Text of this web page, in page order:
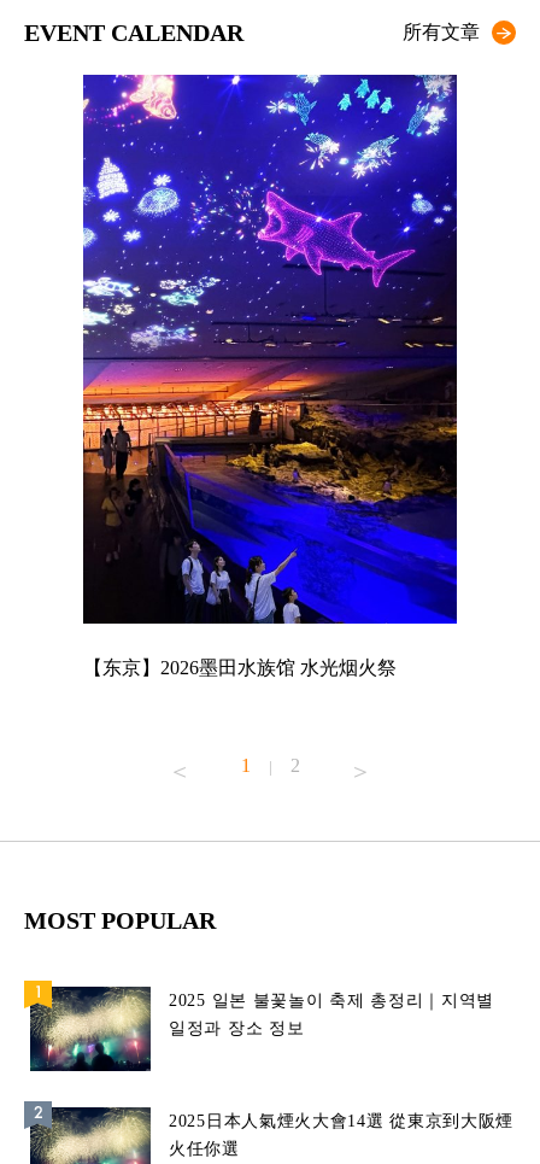
EVENT CALENDAR 所有文章
【东京】2026墨田水族馆 水光烟火祭
1 | 2
MOST POPULAR
2025 일본 불꽃놀이 축제 총정리｜지역별
일정과 장소 정보
2025日本人氣煙火大會14選 從東京到大阪煙
火任你選